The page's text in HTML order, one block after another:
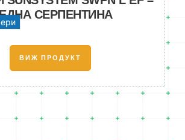
СЕРПЕНТИНА
ВИЖ ПРОДУКТ